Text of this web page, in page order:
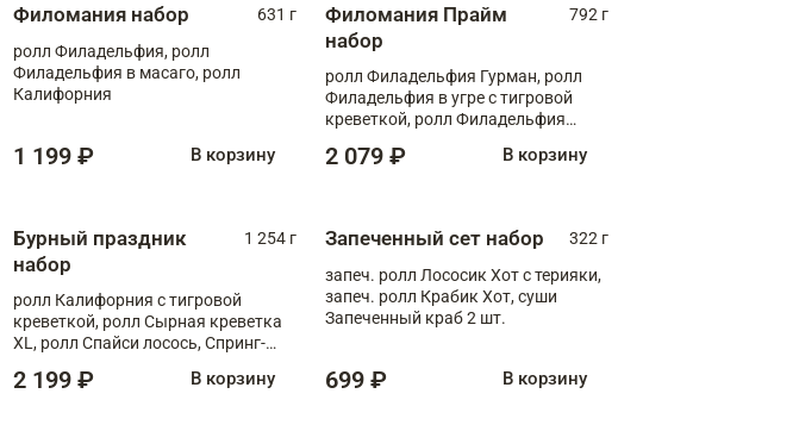
Филомания набор
631 г
ролл Филадельфия, ролл
Филадельфия в масаго, ролл
Калифорния
1 199 ₽ В корзину
Филомания Прайм
набор
792 г
ролл Филадельфия Гурман, ролл
Филадельфия в угре с тигровой
креветкой, ролл Филадельфия
2 079 ₽ В корзину
Бурный праздник
набор
1 254 г
ролл Калифорния с тигровой
креветкой, ролл Сырная креветка
XL, ролл Спайси лосось, Спринг-
Медовая креветка
2 199 ₽ В корзину
Запеченный сет набор
322 г
запеч. ролл Лососик Хот с терияки,
запеч. ролл Крабик Хот, суши
Запеченный краб 2 шт.
699 ₽ В корзину